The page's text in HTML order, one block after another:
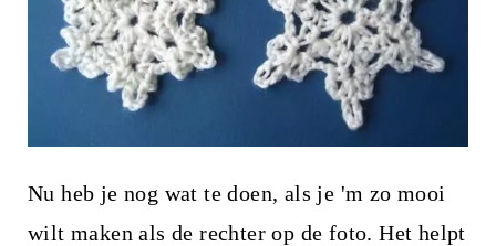
Nu heb je nog wat te doen, als je 'm zo mooi
wilt maken als de rechter op de foto. Het helpt